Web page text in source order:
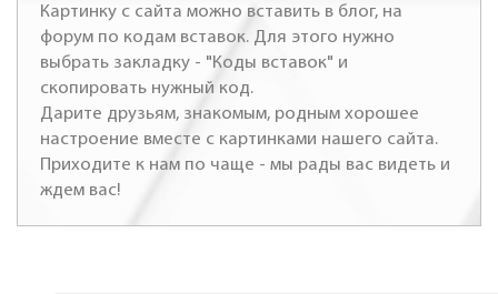
Картинку с сайта можно вставить в блог, на
форум по кодам вставок. Для этого нужно
выбрать закладку - "Коды вставок" и
скопировать нужный код.
Дарите друзьям, знакомым, родным хорошее
настроение вместе с картинками нашего сайта.
Приходите к нам по чаще - мы рады вас видеть и
ждем вас!